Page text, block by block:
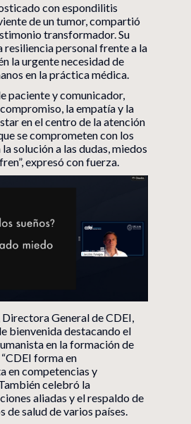
con espondilitis
de un tumor, compartió
transformador. Su
personal frente a la
la urgente necesidad de
en la práctica médica.
paciente y comunicador,
la empatía y la
en el centro de la atención
se comprometen con los
solución a las dudas, miedos
expresó con fuerza.
Directora General de CDEI,
bienvenida destacando el
en la formación de
forma en
en competencias y
celebró la
aliadas y el respaldo de
de salud de varios países.